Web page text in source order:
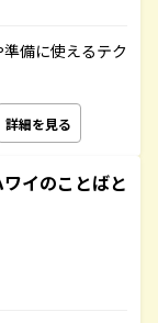
備に使えるテク
詳細を見る
イのことばと